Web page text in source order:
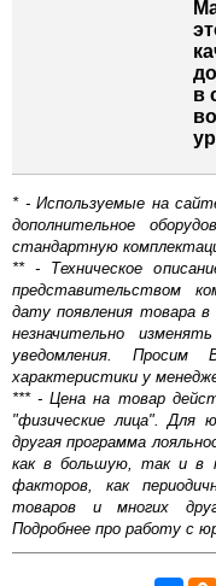
в
* - Используемые на
дополнительное
стандартную
** - Техническое
представительством
дату появления товара
незначительно
уведомления. Просим
характеристики у
*** - Цена на товар
"физические лица". Для
другая программа
как в большую, так и в
факторов, как
товаров и многих
Подробнее про работу с
Трубы и фитинги